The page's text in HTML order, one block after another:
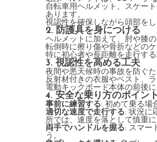
自転車用ヘルメット、スケー
あります。
視認性を確保しながら頭部を
2. 防護具を身につける
ヘルメットに加えて、肘や膝
転倒時に擦り傷や骨折などの
特に初心者や長距離を走行す
3. 視認性を高める工夫
夜間や悪天候時の事故を防ぐ
反射材付きの衣服やベスト、
電動キックボード本体の前後
4. 安全な乗り方のポイント
事前に練習する: 初めて乗る場
適切な速度で走行する: 状況に
所では、速度を落として慎重に
両手でハンドルを握る: スマー
う。